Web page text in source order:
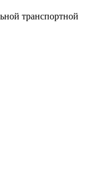
транспортной